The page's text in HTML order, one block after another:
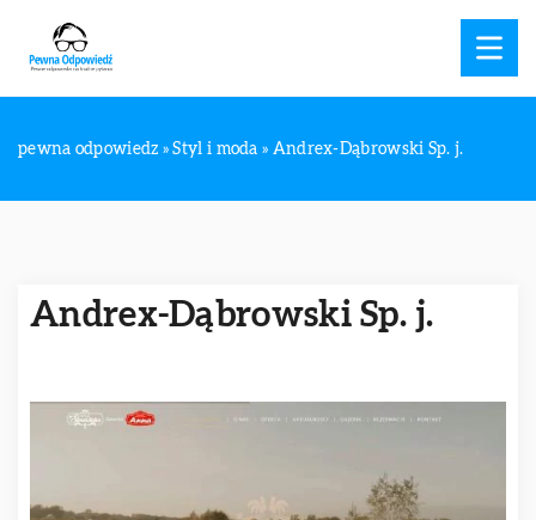
pewna odpowiedz »Styl i moda » Andrex-Dąbrowski Sp. j.
Andrex-Dąbrowski Sp. j.